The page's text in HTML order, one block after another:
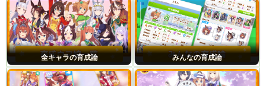
全キャラの育成論 みんなの育成論